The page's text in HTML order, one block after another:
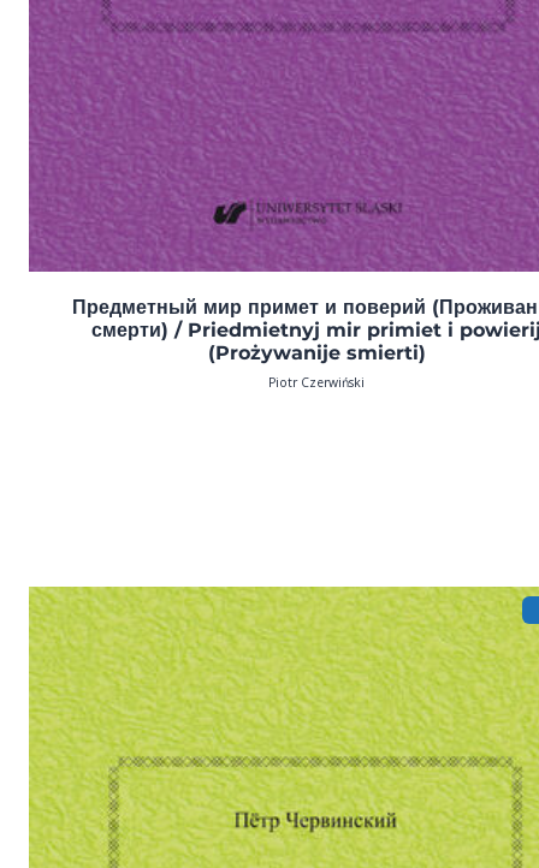
Предметный мир примет и поверий
смерти) / Priedmietnyj mir primiet i
(Prożywanije smierti)
Piotr Czerwiński